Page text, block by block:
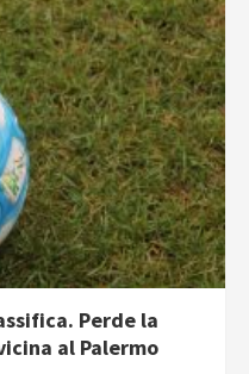
Perde la
al Palermo